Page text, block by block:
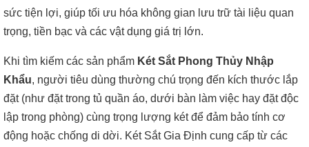
sức tiện lợi, giúp tối ưu hóa không gian lưu trữ tài liệu quan
trọng, tiền bạc và các vật dụng giá trị lớn.
Khi tìm kiếm các sản phẩm Két Sắt Phong Thủy Nhập
Khẩu, người tiêu dùng thường chú trọng đến kích thước lắp
đặt (như đặt trong tủ quần áo, dưới bàn làm việc hay đặt độc
lập trong phòng) cùng trọng lượng két để đảm bảo tính cơ
động hoặc chống di dời. Két Sắt Gia Định cung cấp từ các